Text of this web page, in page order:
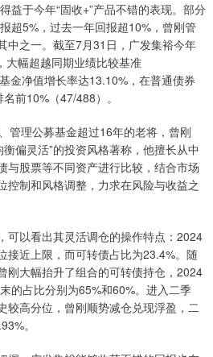
益于今年“固收+”产品不错的表现。部分
超5%，过去一年回报超10%，曾刚管
中之一。截至7月31日，广发集裕今年
大幅超越同期业绩比较基准
金净值增长率达13.10%，在普通债券
前10%（47/488）。
管理公募基金超过16年的老将，曾刚
衡偏灵活”的投资风格著称，他擅长从中
与股票等不同资产进行比较，结合市场
控制和风格调整，力求在风险与收益之
可以看出其灵活调仓的操作特点：2024
接近上限，而可转债占比为23.4%。随
刚大幅抬升了组合的可转债持仓，2024
的占比分别为65%和60%。进入二季
较高分位，曾刚顺势减仓兑现浮盈，二
。